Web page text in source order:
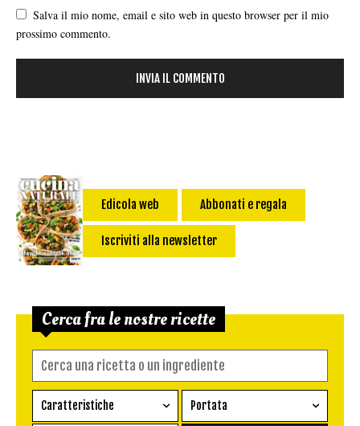
Salva il mio nome, email e sito web in questo browser per il mio
prossimo commento.
Edicola web Abbonati e regala
Iscriviti alla newsletter
Cerca fra le nostre ricette
Caratteristiche Portata